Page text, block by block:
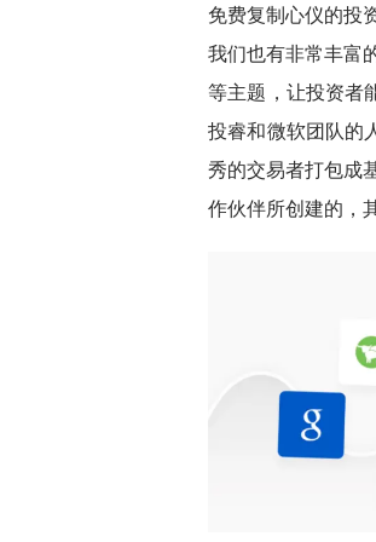
免费复制心仪的投
我们也有非常丰富
等主题，让投资者
投睿和微软团队的
秀的交易者打包成
作伙伴所创建的，